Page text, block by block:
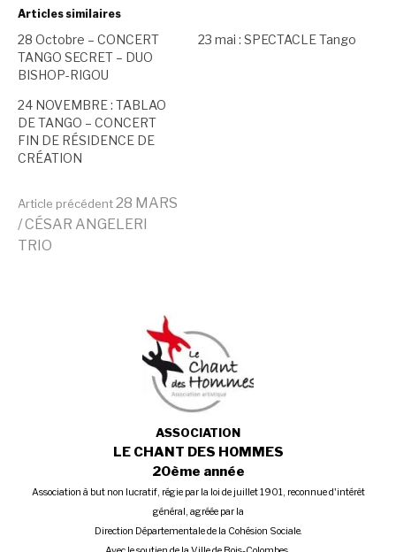
Articles similaires
28 Octobre – CONCERT
TANGO SECRET – DUO
BISHOP-RIGOU
23 mai : SPECTACLE Tango
24 NOVEMBRE : TABLAO
DE TANGO – CONCERT
FIN DE RÉSIDENCE DE
CRÉATION
Lire
Article précédent28 MARS
/ CÉSAR ANGELERI
TRIO
ASSOCIATION
LE CHANT DES HOMMES
20ème année
Association à but non lucratif, régie par la loi de juillet 1901, reconnue d'intérêt
général, agréée par la
Direction Départementale de la Cohésion Sociale.